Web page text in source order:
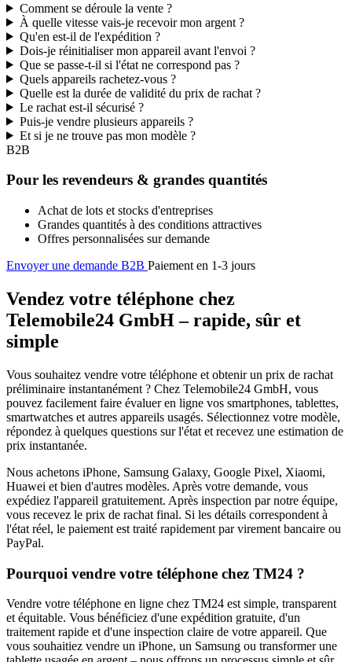
Comment se déroule la vente ?
À quelle vitesse vais-je recevoir mon argent ?
Qu'en est-il de l'expédition ?
Dois-je réinitialiser mon appareil avant l'envoi ?
Que se passe-t-il si l'état ne correspond pas ?
Quels appareils rachetez-vous ?
Quelle est la durée de validité du prix de rachat ?
Le rachat est-il sécurisé ?
Puis-je vendre plusieurs appareils ?
Et si je ne trouve pas mon modèle ?
B2B
Pour les revendeurs & grandes quantités
Achat de lots et stocks d'entreprises
Grandes quantités à des conditions attractives
Offres personnalisées sur demande
Envoyer une demande B2B Paiement en 1-3 jours
Vendez votre téléphone chez
Telemobile24 GmbH – rapide, sûr et
simple
Vous souhaitez vendre votre téléphone et obtenir un prix de rachat
préliminaire instantanément ? Chez Telemobile24 GmbH, vous
pouvez facilement faire évaluer en ligne vos smartphones, tablettes,
smartwatches et autres appareils usagés. Sélectionnez votre modèle,
répondez à quelques questions sur l'état et recevez une estimation de
prix instantanée.
Nous achetons iPhone, Samsung Galaxy, Google Pixel, Xiaomi,
Huawei et bien d'autres modèles. Après votre demande, vous
expédiez l'appareil gratuitement. Après inspection par notre équipe,
vous recevez le prix de rachat final. Si les détails correspondent à
l'état réel, le paiement est traité rapidement par virement bancaire ou
PayPal.
Pourquoi vendre votre téléphone chez TM24 ?
Vendre votre téléphone en ligne chez TM24 est simple, transparent
et équitable. Vous bénéficiez d'une expédition gratuite, d'un
traitement rapide et d'une inspection claire de votre appareil. Que
vous souhaitiez vendre un iPhone, un Samsung ou transformer une